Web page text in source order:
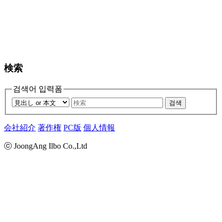
検索
검색어 입력폼
검색
会社紹介 著作権 PC版 個人情報
ⓒ JoongAng Ilbo Co.,Ltd